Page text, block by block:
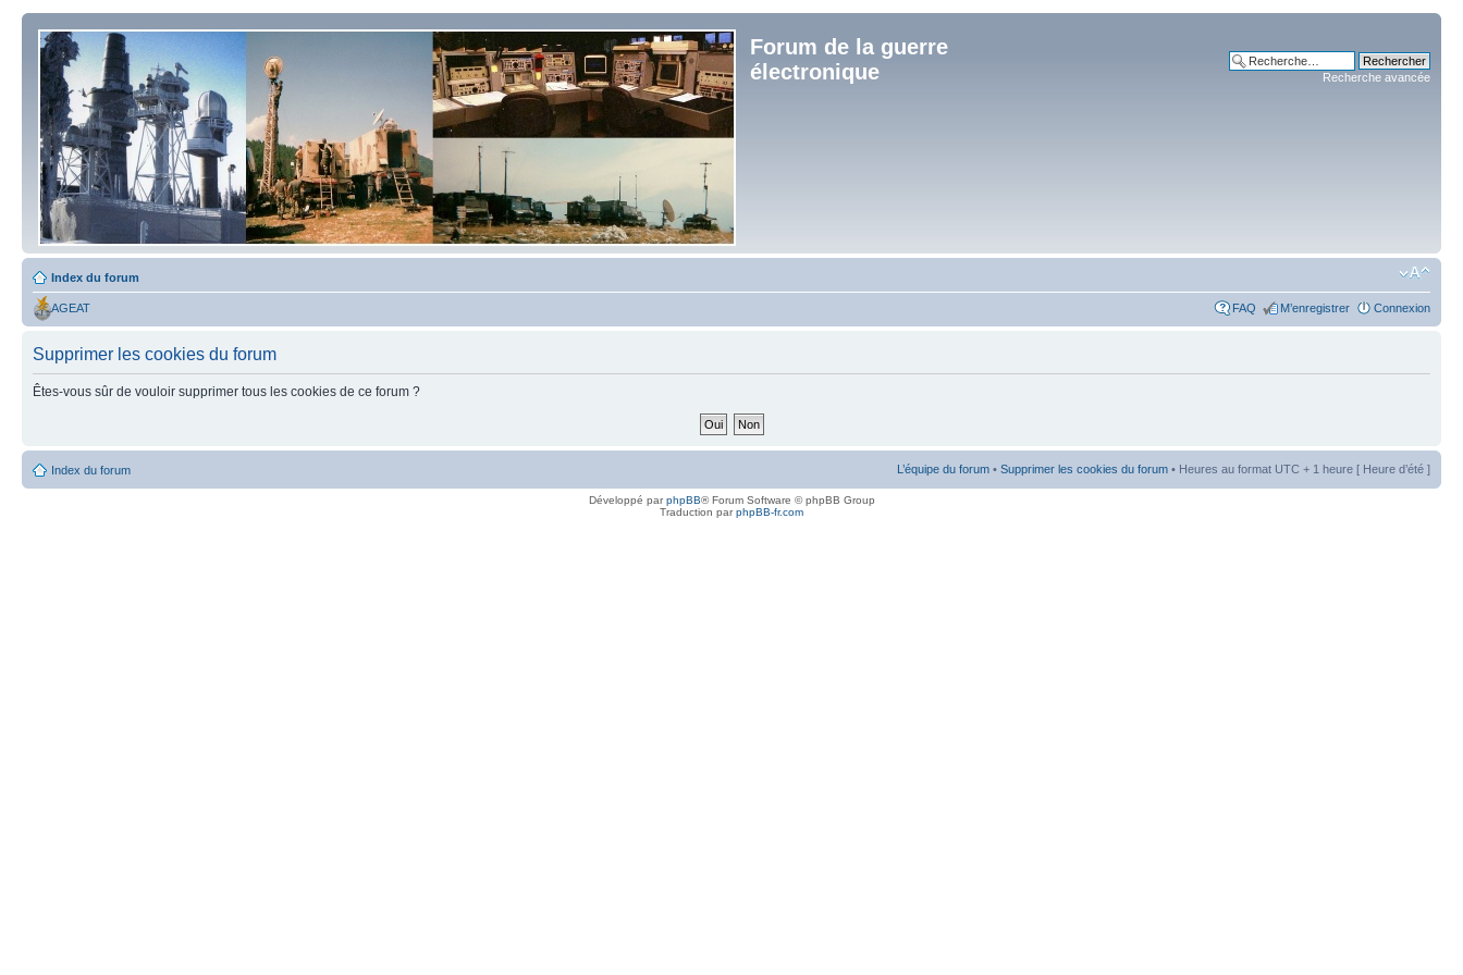
Forum de la guerre
électronique
Recherche avancée
Index du forum
AGEAT FAQ M’enregistrer Connexion
Supprimer les cookies du forum
Êtes-vous sûr de vouloir supprimer tous les cookies de ce forum ?
Index du forum L’équipe du forum • Supprimer les cookies du forum • Heures au format UTC + 1 heure [ Heure d’été ]
Développé parphpBB® Forum Software © phpBB Group
Traduction parphpBB-fr.com